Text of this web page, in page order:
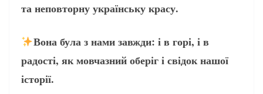
та неповторну українську красу.
Вона була з нами завжди: і в горі, і в
радості, як мовчазний оберіг і свідок нашої
історії.